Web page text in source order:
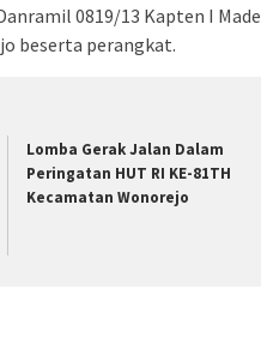
0819/13 Kapten I Made
beserta perangkat.
Lomba Gerak Jalan Dalam
Peringatan HUT RI KE-81TH
Kecamatan Wonorejo